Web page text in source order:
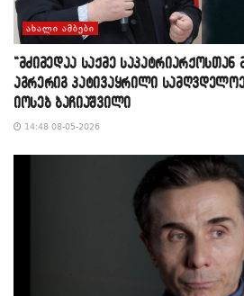
ᲐᲮᲐᲚᲘ ᲐᲛᲑᲔᲑᲘ
“მძიმედაა საქმე საპატრიარქოსთან
აგრერიგ პატივაყრილი
იოსებ ბაჩიაშვილი
14:48 08-05-2026